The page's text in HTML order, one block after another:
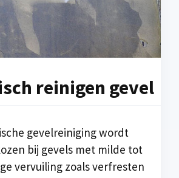
reinigen gevel
gevelreiniging wordt
bij gevels met milde tot
vervuiling zoals verfresten